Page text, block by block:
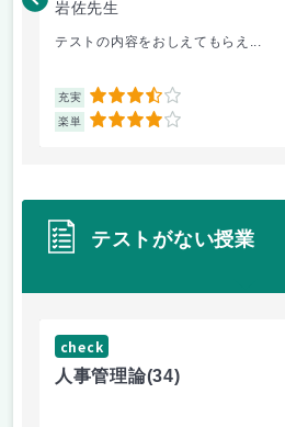
岩佐先生
テストの内容をおしえてもらえ...
充実 3.5
楽単 4
テストがない授業
check
人事管理論(34)